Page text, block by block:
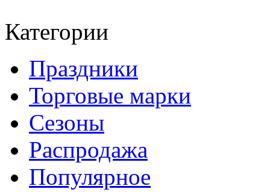
Категории
Праздники
Торговые марки
Сезоны
Распродажа
Популярное